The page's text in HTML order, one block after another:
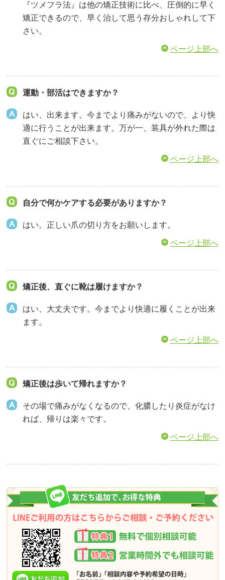
『ツメフラ法』は他の矯正技術に比べ、圧倒的に早く
矯正できるので、早く治して思う存分おしゃれして下
さい。
ページ上部へ
運動・部活はできますか？
はい、出来ます。今までより痛みがないので、より快
適に行うことが出来ます。万が一、装具が外れた際は
直ぐにご相談下さい。
ページ上部へ
自分で何かケアする必要がありますか？
はい。正しい爪の切り方をお願いします。
ページ上部へ
矯正後、直ぐに靴は履けますか？
はい、大丈夫です。今までより快適に履くことが出来
ます。
ページ上部へ
矯正後は歩いて帰れますか？
その場で痛みがなくなるので、化膿したり炎症がなけ
れば、帰りは楽々です。
ページ上部へ